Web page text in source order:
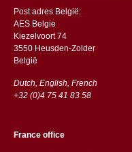
Post adres België:
AES Belgie
Kiezelvoort 74
3550 Heusden-Zolder
België
Dutch, English, French
+32 (0)4 75 41 83 58
France office